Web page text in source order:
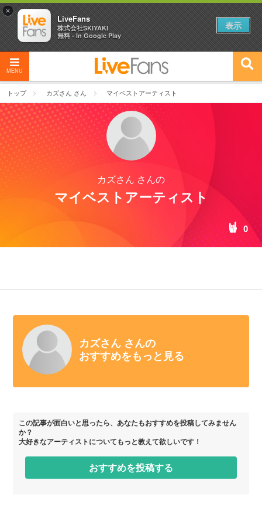
MENU
トップ カズさん さん マイベストアーティスト
カズさん さんの
マイベストアーティスト
0
カズさん さんの
おすすめをもっと見る
この記事が面白いと思ったら、あなたもおすすめを投稿してみません
か？
大好きなアーティストについてもっと教えて欲しいです！
おすすめを投稿する
×
LiveFans
株式会社SKIYAKI
無料 - In Google Play
表示